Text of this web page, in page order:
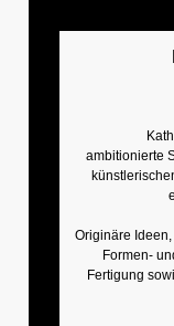
ambitionierte
Originäre
Formen-
Fertigung